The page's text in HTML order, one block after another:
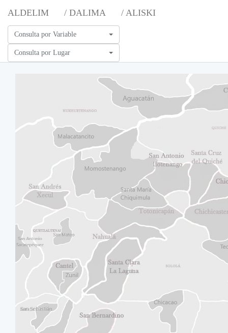
ALDELIM / DALIMA / ALISKI
Consulta por Variable
Consulta por Lugar